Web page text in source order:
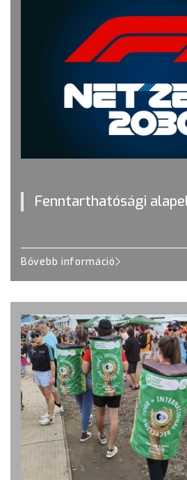
Fenntarthatósági
Bővebb információ